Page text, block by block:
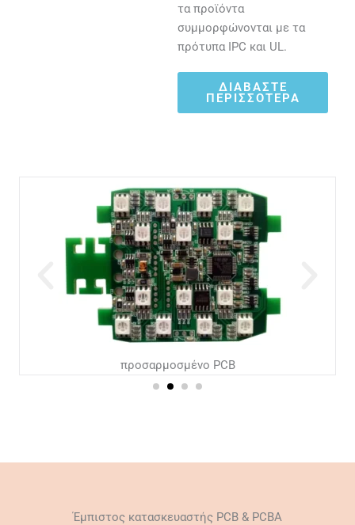
τα προϊόντα
συμμορφώνονται με τα
πρότυπα IPC και UL.
ΔΙΑΒΆΣΤΕ
ΠΕΡΙΣΣΌΤΕΡΑ
προσαρμοσμένο PCB
Έμπιστος κατασκευαστής PCB & PCBA